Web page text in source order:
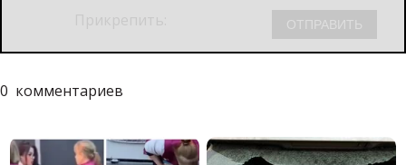
0 комментариев